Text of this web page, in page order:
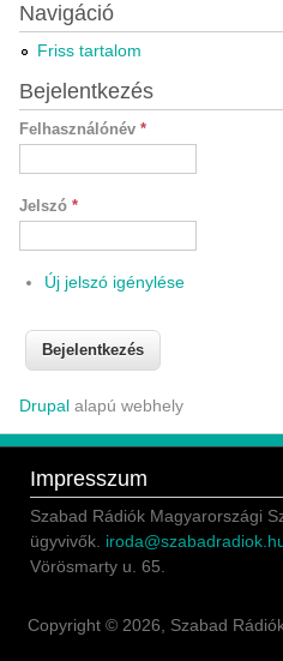
Navigáció
Friss tartalom
Bejelentkezés
Felhasználónév *
Jelszó *
Új jelszó igénylése
Drupalalapú webhely
Impresszum
Szabad Rádiók Magyarországi
ügyvivők.
Vörösmarty u. 65.
Copyright © 2026, Szabad